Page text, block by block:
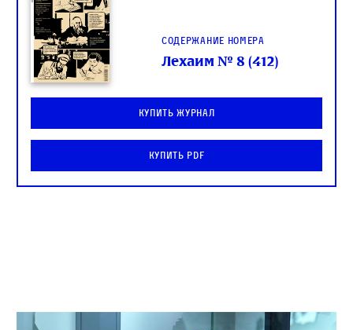
Содержание номера
Лехаим № 8 (412)
Купить журнал
Купить PDF